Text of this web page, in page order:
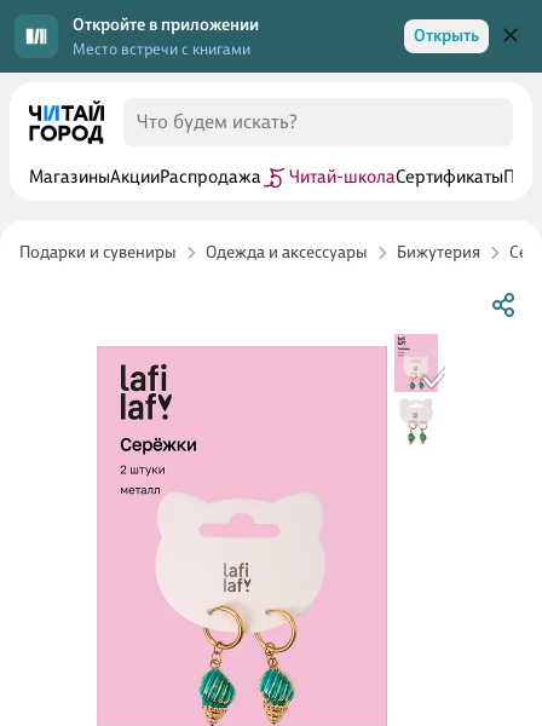
Откройте в приложении
Место встречи с книгами
Открыть
МагазиныАкцииРаспродажа Читай-школаСертификаты
Подарки и сувениры Одежда и аксессуары Бижутерия